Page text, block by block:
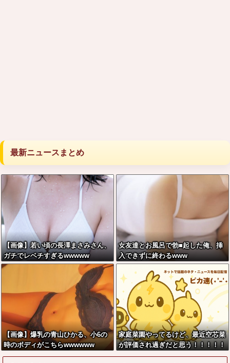
最新ニュースまとめ
【画像】若い頃の長澤まさみさん、
ガチでレベチすぎるwwwww
女友達とお風呂で勃■起した俺、挿
入できずに終わるwww
【画像】爆乳の青山ひかる、小6の
時のボディがこちらwwwwww
家庭菜園やってるけど、最近空芯菜
が評価され過ぎだと思う！！！！！